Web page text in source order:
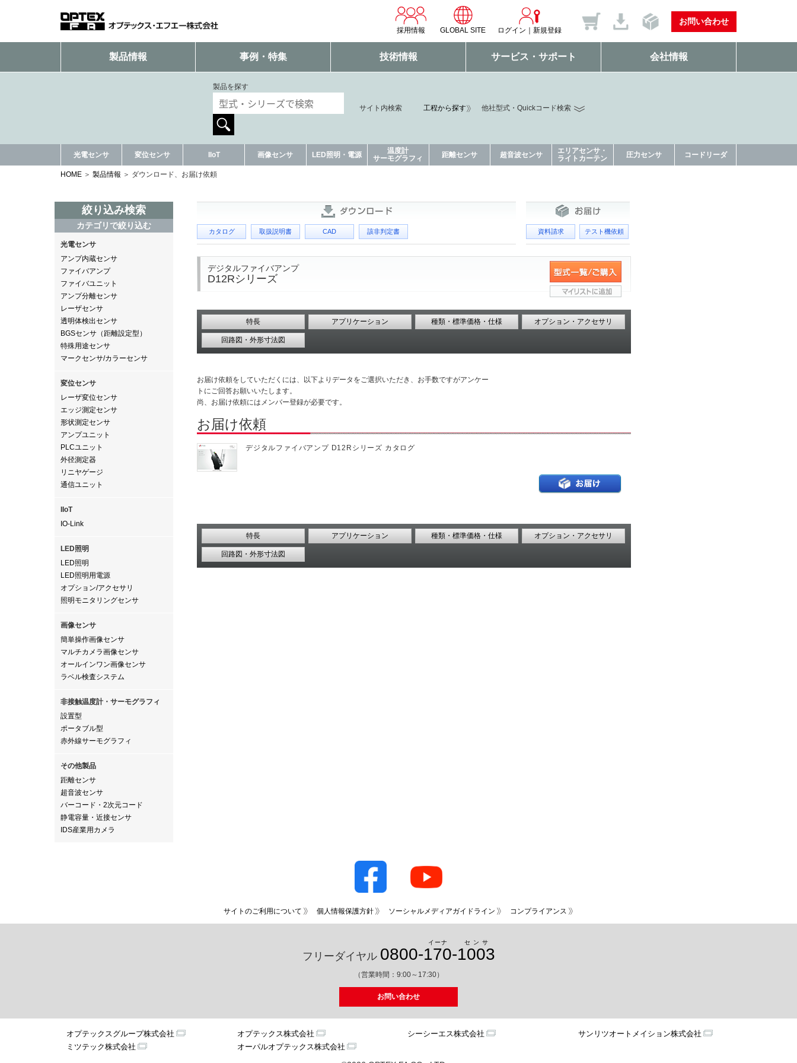
採用情報 GLOBAL SITE ログイン 新規登録
お問い合わせ
製品情報 事例・特集 技術情報 サービス・サポート 会社情報
製品を探す
サイト内検索 工程から探す 他社型式・Quickコード検索
光電センサ 変位センサ IIoT 画像センサ LED照明・電源
温度計
サーモグラフィ
距離センサ 超音波センサ
エリアセンサ・
ライトカーテン
圧力センサ コードリーダ
HOME 製品情報 ダウンロード、お届け依頼
絞り込み検索
カテゴリで絞り込む
光電センサ
アンプ内蔵センサ
ファイバアンプ
ファイバユニット
アンプ分離センサ
レーザセンサ
透明体検出センサ
BGSセンサ（距離設定型）
特殊用途センサ
マークセンサ/カラーセンサ
変位センサ
レーザ変位センサ
エッジ測定センサ
形状測定センサ
アンプユニット
PLCユニット
外径測定器
リニヤゲージ
通信ユニット
IIoT
IO-Link
LED照明
LED照明
LED照明用電源
オプション/アクセサリ
照明モニタリングセンサ
画像センサ
簡単操作画像センサ
マルチカメラ画像センサ
オールインワン画像センサ
ラベル検査システム
非接触温度計・サーモグラフィ
設置型
ポータブル型
赤外線サーモグラフィ
その他製品
距離センサ
超音波センサ
バーコード・2次元コード
静電容量・近接センサ
IDS産業用カメラ
カタログ 取扱説明書 CAD 該非判定書 資料請求 テスト機依頼
デジタルファイバアンプ
D12Rシリーズ
特長 アプリケーション 種類・標準価格・仕様 オプション・アクセサリ
回路図・外形寸法図
お届け依頼をしていただくには、以下よりデータをご選択いただき、お手数ですがアンケー
トにご回答お願いいたします。
尚、お届け依頼にはメンバー登録が必要です。
お届け依頼
デジタルファイバアンプ D12Rシリーズ カタログ
特長 アプリケーション 種類・標準価格・仕様 オプション・アクセサリ
回路図・外形寸法図
サイトのご利用について 個人情報保護方針 ソーシャルメディアガイドライン コンプライアンス
フリーダイヤル 0800-170
イーナ
-1003
センサ
（営業時間：9:00～17:30）
お問い合わせ
オプテックスグループ株式会社 オプテックス株式会社 シーシーエス株式会社
サンリツオートメイション株式会社
ミツテック株式会社
オーパルオプテックス株式会社